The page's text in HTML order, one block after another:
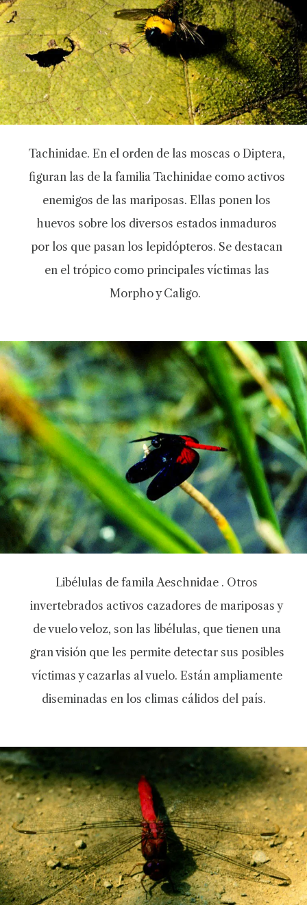
Tachinidae. En el orden de las moscas o Diptera,
figuran las de la familia Tachinidae como activos
enemigos de las mariposas. Ellas ponen los
huevos sobre los diversos estados inmaduros
por los que pasan los lepidópteros. Se destacan
en el trópico como principales víctimas las
Morpho y Caligo.
Libélulas de famila Aeschnidae . Otros
invertebrados activos cazadores de mariposas y
de vuelo veloz, son las libélulas, que tienen una
gran visión que les permite detectar sus posibles
víctimas y cazarlas al vuelo. Están ampliamente
diseminadas en los climas cálidos del país.